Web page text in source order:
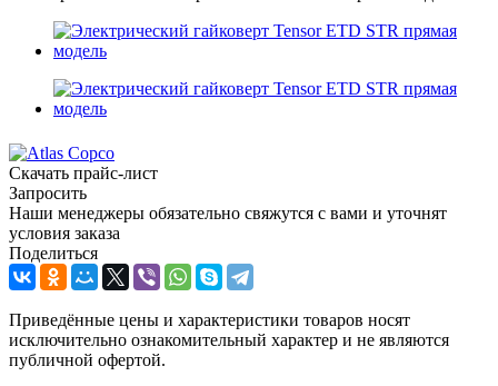
Скачать прайс-лист
Запросить
Наши менеджеры обязательно свяжутся с вами и уточнят
условия заказа
Поделиться
Приведённые цены и характеристики товаров носят
исключительно ознакомительный характер и не являются
публичной офертой.